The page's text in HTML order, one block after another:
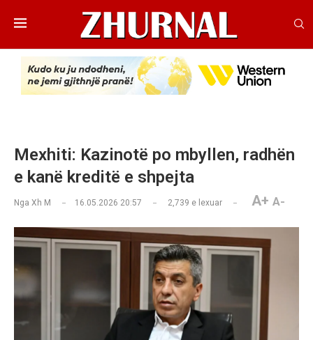
Mexhiti: Kazinotë po mbyllen, radhën
e kanë kreditë e shpejta
Nga Xh M 16.05.2026 20:57 2,739 e lexuar A+ A-